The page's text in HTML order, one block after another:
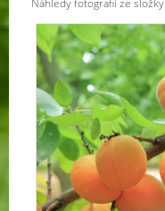
Náhledy fotografií ze složky